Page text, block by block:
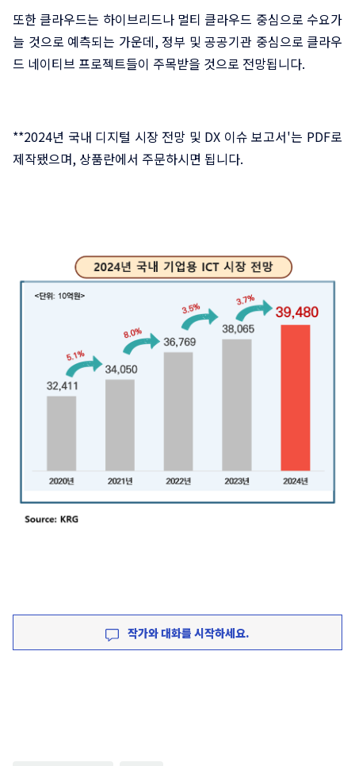
또한 클라우드는 하이브리드나 멀티 클라우드 중심으로 수요가
늘 것으로 예측되는 가운데, 정부 및 공공기관 중심으로 클라우
드 네이티브 프로젝트들이 주목받을 것으로 전망됩니다.
**2024년 국내 디지털 시장 전망 및 DX 이슈 보고서'는 PDF로
제작됐으며, 상품란에서 주문하시면 됩니다.
작가와 대화를 시작하세요.